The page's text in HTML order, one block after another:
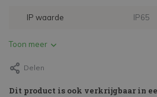
IP waarde IP65
Toon meer
Delen
Dit product is ook verkrijgbaar in